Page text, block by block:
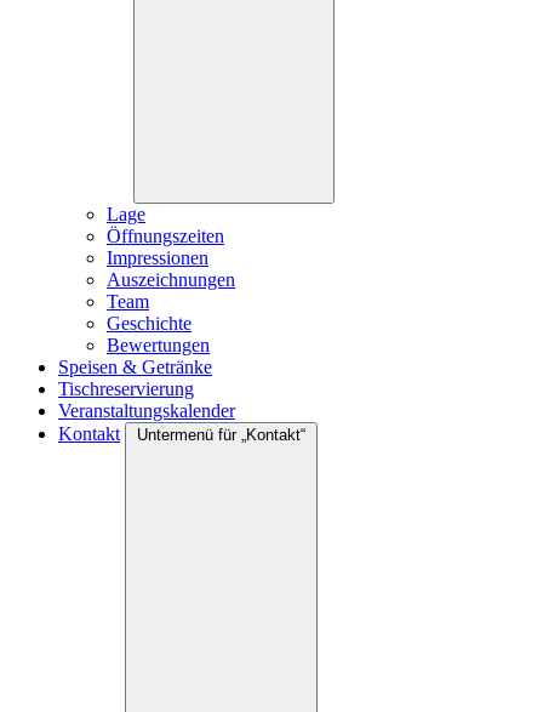
Lage
Öffnungszeiten
Impressionen
Auszeichnungen
Team
Geschichte
Bewertungen
Speisen & Getränke
Tischreservierung
Veranstaltungskalender
Kontakt
Untermenü für „Kontakt“